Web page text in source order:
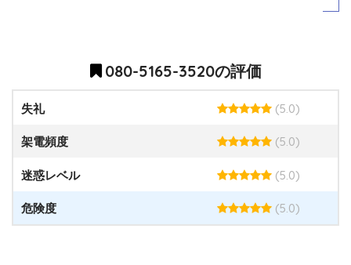
080-5165-3520の評価
失礼 (5.0)
架電頻度 (5.0)
迷惑レベル (5.0)
危険度 (5.0)